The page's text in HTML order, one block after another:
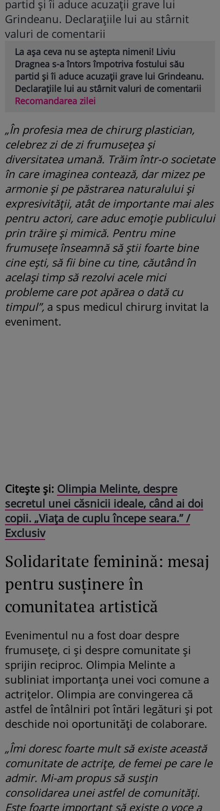
La așa ceva nu se aștepta nimeni! Liviu
Dragnea s-a întors împotriva fostului său
partid și îi aduce acuzații grave lui Grindeanu.
Declarațiile lui au stârnit valuri de comentarii
Recomandarea zilei
„În profesia mea de chirurg plastician,
celebrez zi de zi frumusețea și
diversitatea umană. Trăim într-o societate
în care imaginea contează, dar mizez pe
armonie și pe păstrarea naturalului și
expresivității, atât de importante mai ales
pentru actori, care aduc emoție publicului
prin trăire și mimică. Pentru mine
frumusețe înseamnă să știi foarte bine
cine ești, să fii bine cu tine, căutând în
același timp să rezolvi acele mici
probleme care pot apărea o dată cu
timpul”, a spus medicul chirurg invitat la
eveniment.
Citește și: Olimpia Melinte, despre
secretul unei căsnicii ideale, când ai doi
copii. „Viața de cuplu începe seara.” /
Exclusiv
Solidaritate feminină: mesaj
pentru susținere în
comunitatea artistică
Evenimentul nu a fost doar despre
frumusețe, ci și despre comunitate și
sprijin reciproc. Olimpia Melinte a
subliniat importanța unei voci comune a
actrițelor. Olimpia are convingerea că
astfel de întâlniri pot întări legături și pot
deschide noi oportunități de colaborare.
„Îmi doresc foarte mult să existe această
comunitate de actrițe, de femei pe care le
admir. Mi-am propus să susțin
consolidarea unei astfel de comunități.
Este foarte important să existe o voce a